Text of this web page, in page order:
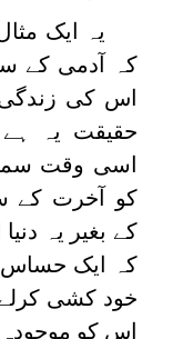
یہ ایک
کہ آدمی کے
اس کی
حقیقت یہ ہے
اسی وقت
کو آخرت کے
کے بغیر یہ
کہ ایک حساس
خود کشی
اس کو